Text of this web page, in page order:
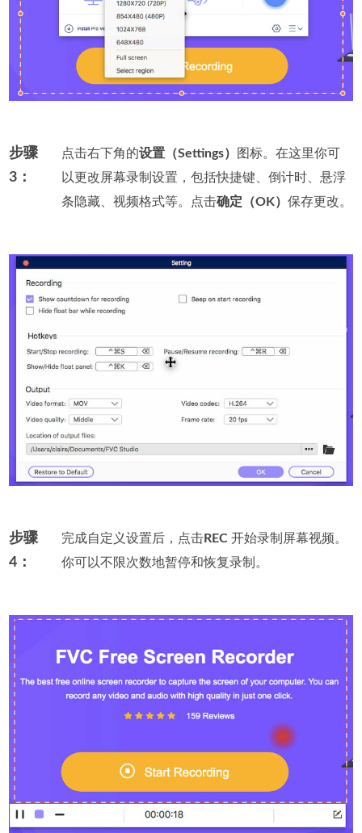
步骤
3：
点击右下角的设置（Settings）
图标。在这里你可
以更改屏幕录制设置，包括快捷键、倒计时、悬浮
条隐藏、视频格式等。点击确定（OK）保存更改。
步骤
4：
完成自定义设置后，点击REC 开始录制屏幕视频。
你可以不限次数地暂停和恢复录制。